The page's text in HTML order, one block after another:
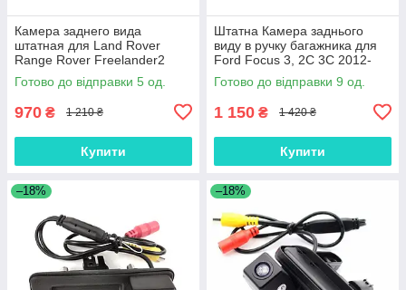
Камера заднего вида
штатная для Land Rover
Range Rover Freelander2
Ford Focus 2C 3C Sedan
Mondeo (КЗШ-2802-00)
Готово до відправки 5 од.
970 ₴ 1 210 ₴
Купити
Штатна Камера заднього
виду в ручку багажника для
Ford Focus 3, 2C 3C 2012-
2013
Готово до відправки 9 од.
1 150 ₴ 1 420 ₴
Купити
–18% –18%